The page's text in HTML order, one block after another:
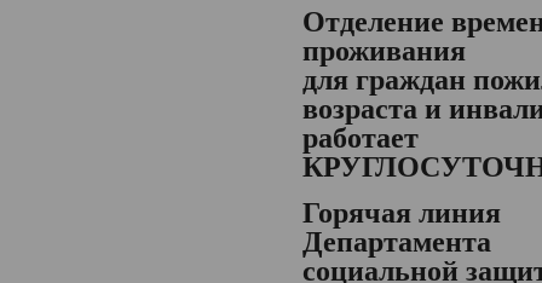
Отделение
проживания
для граждан
возраста и
работает
Горячая линия
Департамента
социальной